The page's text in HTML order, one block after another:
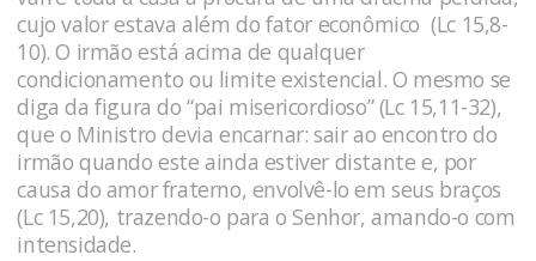
cujo valor estava além do fator econômico (Lc 15,8-
10). O irmão está acima de qualquer
condicionamento ou limite existencial. O mesmo se
diga da figura do “pai misericordioso” (Lc 15,11-32),
que o Ministro devia encarnar: sair ao encontro do
irmão quando este ainda estiver distante e, por
causa do amor fraterno, envolvê-lo em seus braços
(Lc 15,20), trazendo-o para o Senhor, amando-o com
intensidade.